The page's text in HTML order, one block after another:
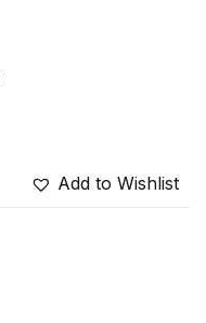
Add to Wishlist